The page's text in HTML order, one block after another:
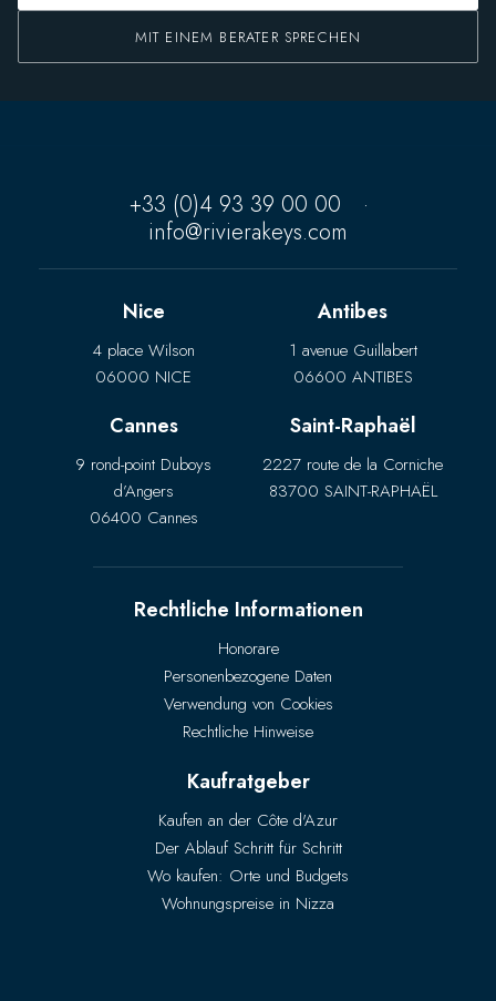
MIT EINEM BERATER SPRECHEN
+33 (0)4 93 39 00 00
·
info@rivierakeys.com
Nice
4 place Wilson
06000 NICE
Antibes
1 avenue Guillabert
06600 ANTIBES
Cannes
9 rond-point Duboys
d’Angers
06400 Cannes
Saint-Raphaël
2227 route de la Corniche
83700 SAINT-RAPHAËL
Rechtliche Informationen
Honorare
Personenbezogene Daten
Verwendung von Cookies
Rechtliche Hinweise
Kaufratgeber
Kaufen an der Côte d'Azur
Der Ablauf Schritt für Schritt
Wo kaufen: Orte und Budgets
Wohnungspreise in Nizza